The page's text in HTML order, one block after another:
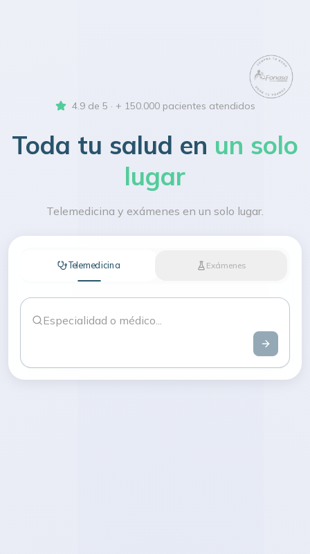
4.9 de 5 · + 150.000 pacientes atendidos
Toda tu salud en un solo
lugar
Telemedicina y exámenes en un solo lugar.
Telemedicina Exámenes